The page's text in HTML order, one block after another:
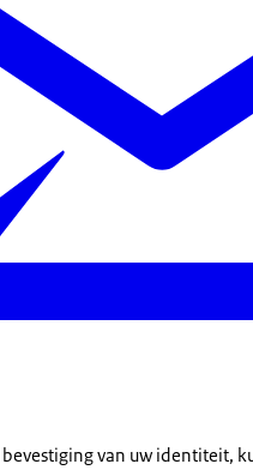
van uw identiteit,